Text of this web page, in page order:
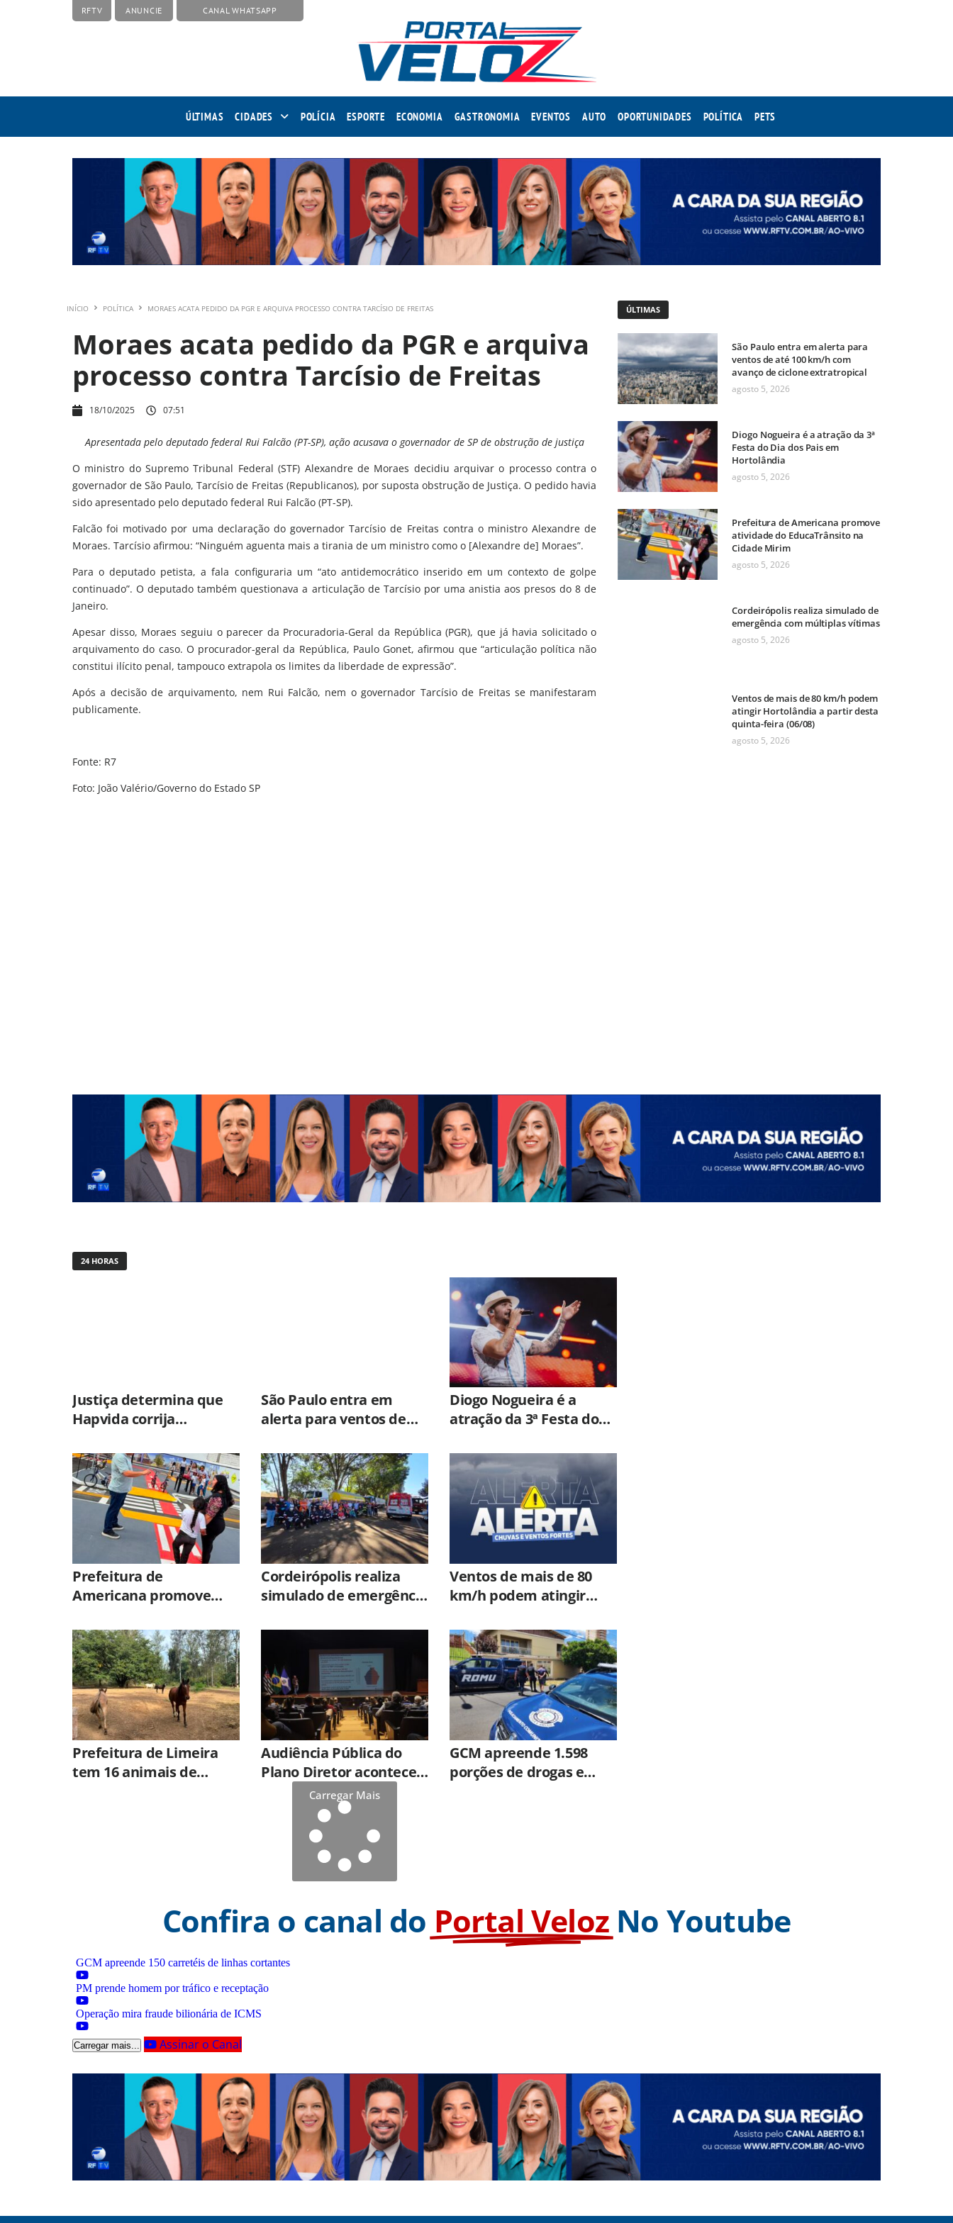
RFTV ANUNCIE CANAL WHATSAPP
ÚLTIMAS CIDADES POLÍCIA ESPORTE ECONOMIA GASTRONOMIA EVENTOS AUTO OPORTUNIDADES POLÍTICA PETS
INÍCIO POLÍTICA MORAES ACATA PEDIDO DA PGR E ARQUIVA PROCESSO CONTRA TARCÍSIO DE FREITAS
Moraes acata pedido da PGR e arquiva
processo contra Tarcísio de Freitas
18/10/2025 07:51
Apresentada pelo deputado federal Rui Falcão (PT-SP), ação acusava o governador de SP de obstrução de justiça
O ministro do Supremo Tribunal Federal (STF) Alexandre de Moraes decidiu arquivar o processo contra o
governador de São Paulo, Tarcísio de Freitas (Republicanos), por suposta obstrução de Justiça. O pedido havia
sido apresentado pelo deputado federal Rui Falcão (PT-SP).
Falcão foi motivado por uma declaração do governador Tarcísio de Freitas contra o ministro Alexandre de
Moraes. Tarcísio afirmou: “Ninguém aguenta mais a tirania de um ministro como o [Alexandre de] Moraes”.
Para o deputado petista, a fala configuraria um “ato antidemocrático inserido em um contexto de golpe
continuado”. O deputado também questionava a articulação de Tarcísio por uma anistia aos presos do 8 de
Janeiro.
Apesar disso, Moraes seguiu o parecer da Procuradoria-Geral da República (PGR), que já havia solicitado o
arquivamento do caso. O procurador-geral da República, Paulo Gonet, afirmou que “articulação política não
constitui ilícito penal, tampouco extrapola os limites da liberdade de expressão”.
Após a decisão de arquivamento, nem Rui Falcão, nem o governador Tarcísio de Freitas se manifestaram
publicamente.
Fonte: R7
Foto: João Valério/Governo do Estado SP
ÚLTIMAS
São Paulo entra em alerta para
ventos de até 100 km/h com
avanço de ciclone extratropical
agosto 5, 2026
Diogo Nogueira é a atração da 3ª
Festa do Dia dos Pais em
Hortolândia
agosto 5, 2026
Prefeitura de Americana promove
atividade do EducaTrânsito na
Cidade Mirim
agosto 5, 2026
Cordeirópolis realiza simulado de
emergência com múltiplas vítimas
agosto 5, 2026
Ventos de mais de 80 km/h podem
atingir Hortolândia a partir desta
quinta-feira (06/08)
agosto 5, 2026
24 HORAS
Justiça determina que
Hapvida corrija
unidades de Limeira sob
pena de multa
São Paulo entra em
alerta para ventos de
avanço de ciclone
extratropical
Diogo Nogueira é a
atração da 3ª Festa do
Hortolândia
Prefeitura de
Americana promove
EducaTrânsito na
Cidade Mirim
Cordeirópolis realiza
simulado de emergência
Ventos de mais de 80
km/h podem atingir
desta quinta-feira
(06/08)
Prefeitura de Limeira
tem 16 animais de
Audiência Pública do
Plano Diretor acontece
nesta quinta-feira (6)
GCM apreende 1.598
porções de drogas e
Carregar Mais
Confira o canal do Portal Veloz No Youtube
GCM apreende 150 carretéis de linhas cortantes
PM prende homem por tráfico e receptação
Operação mira fraude bilionária de ICMS
Carregar mais... Assinar o Canal